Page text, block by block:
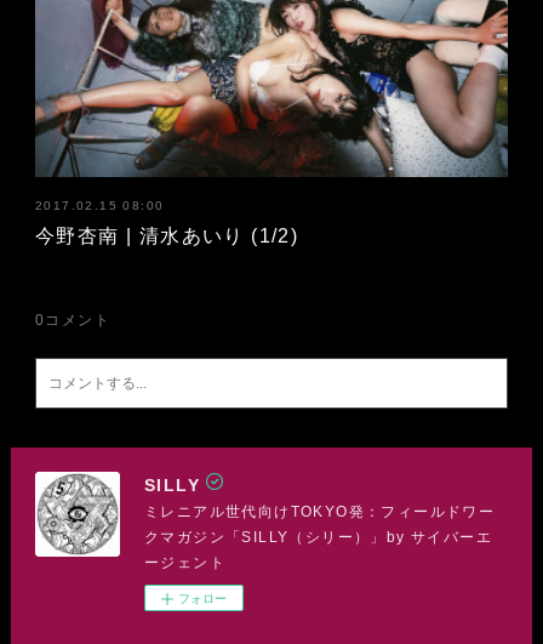
2017.02.15 08:00
今野杏南 | 清水あいり (1/2)
0 コメント
SILLY
ミレニアル世代向けTOKYO発：フィールドワー
クマガジン「SILLY（シリー）」by サイバーエ
ージェント
フォロー